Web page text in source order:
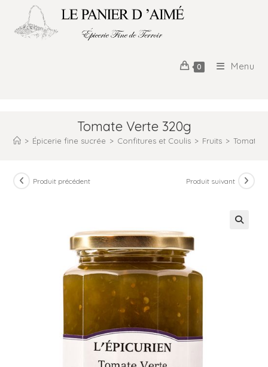
0 Menu
Tomate Verte 320g
> Épicerie fine sucrée > Confitures et Coulis > Fruits > Tomate
Produit précédent Produit suivant